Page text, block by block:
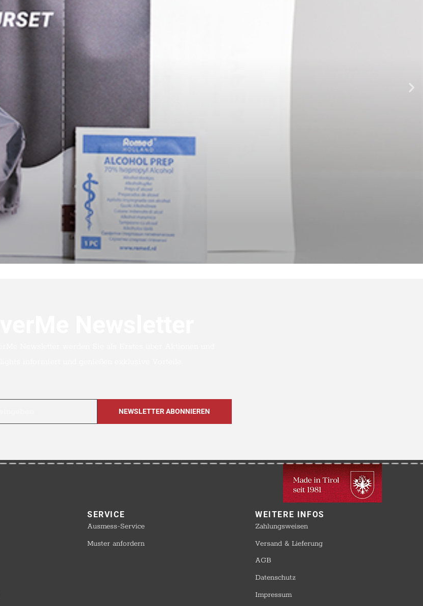
SERVICE​
Ausmess-Service
Muster anfordern
WEITERE INFOS​
Zahlungsweisen
Versand & Lieferung
AGB
Datenschutz
Impressum